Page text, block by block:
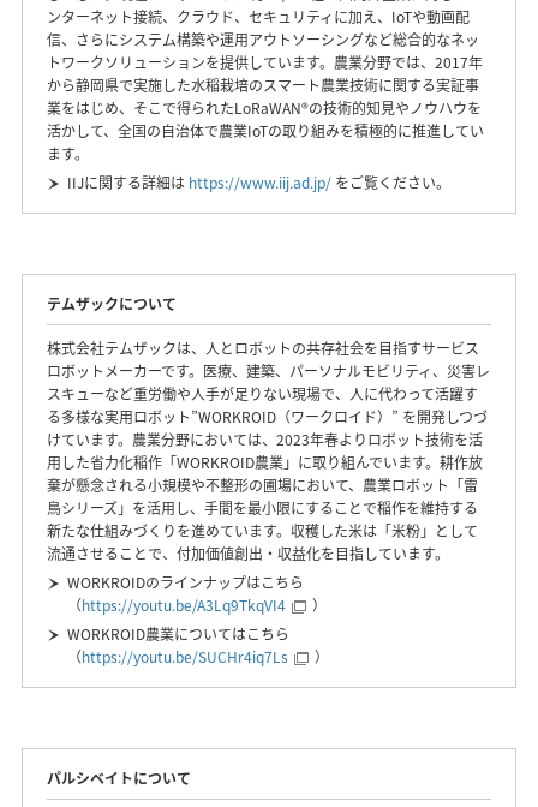
ンターネット接続、クラウド、セキュリティに加え、IoTや動画配
信、さらにシステム構築や運用アウトソーシングなど総合的なネッ
トワークソリューションを提供しています。農業分野では、2017年
から静岡県で実施した水稲栽培のスマート農業技術に関する実証事
業をはじめ、そこで得られたLoRaWAN®の技術的知見やノウハウを
活かして、全国の自治体で農業IoTの取り組みを積極的に推進してい
ます。
IIJに関する詳細は https://www.iij.ad.jp/ をご覧ください。
テムザックについて
株式会社テムザックは、人とロボットの共存社会を目指すサービス
ロボットメーカーです。医療、建築、パーソナルモビリティ、災害レ
スキューなど重労働や人手が足りない現場で、人に代わって活躍す
る多様な実用ロボット”WORKROID（ワークロイド）” を開発しつづ
けています。農業分野においては、2023年春よりロボット技術を活
用した省力化稲作「WORKROID農業」に取り組んでいます。耕作放
棄が懸念される小規模や不整形の圃場において、農業ロボット「雷
鳥シリーズ」を活用し、手間を最小限にすることで稲作を維持する
新たな仕組みづくりを進めています。収穫した米は「米粉」として
流通させることで、付加価値創出・収益化を目指しています。
WORKROIDのラインナップはこちら
（https://youtu.be/A3Lq9TkqVI4
）
WORKROID農業についてはこちら
（https://youtu.be/SUCHr4iq7Ls ）
パルシベイトについて